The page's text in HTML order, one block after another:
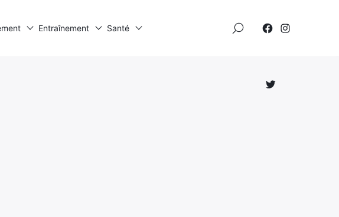
Entraînement Santé
Élément